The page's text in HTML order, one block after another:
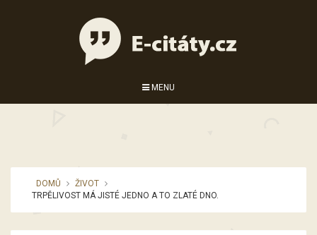
MENU
DOMŮ
ŽIVOT
TRPĚLIVOST MÁ JISTÉ JEDNO A TO ZLATÉ DNO.